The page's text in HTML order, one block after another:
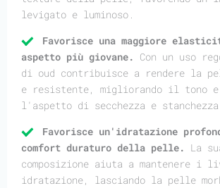
levigato e luminoso.
Favorisce una maggiore
aspetto più giovane. Con un uso
di oud contribuisce a rendere la
e resistente, migliorando il tono e
l'aspetto di secchezza e
Favorisce un'idratazione
comfort duraturo della pelle. La
composizione aiuta a mantenere
idratazione, lasciando la pelle